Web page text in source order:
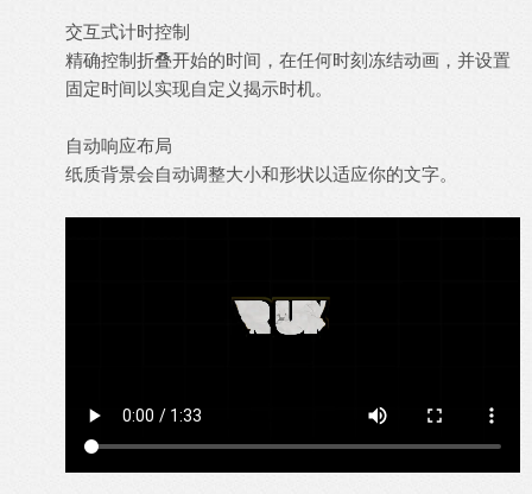
交互式计时控制
精确控制折叠开始的时间，在任何时刻冻结动画，并设置
固定时间以实现自定义揭示时机。
自动响应布局
纸质背景会自动调整大小和形状以适应你的文字。